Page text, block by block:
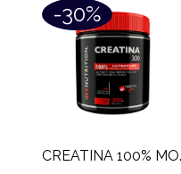
-30%
CREATINA